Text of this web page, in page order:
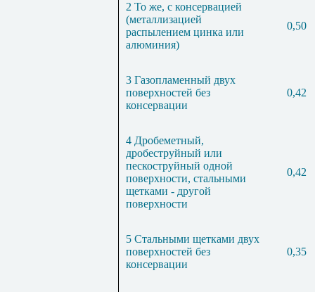
2 То же, с консервацией
(металлизацией
распылением цинка или
алюминия)
0,50
3 Газопламенный двух
поверхностей без
консервации
0,42
4 Дробеметный,
дробеструйный или
пескоструйный одной
поверхности, стальными
щетками - другой
поверхности
0,42
5 Стальными щетками двух
поверхностей без
консервации
0,35